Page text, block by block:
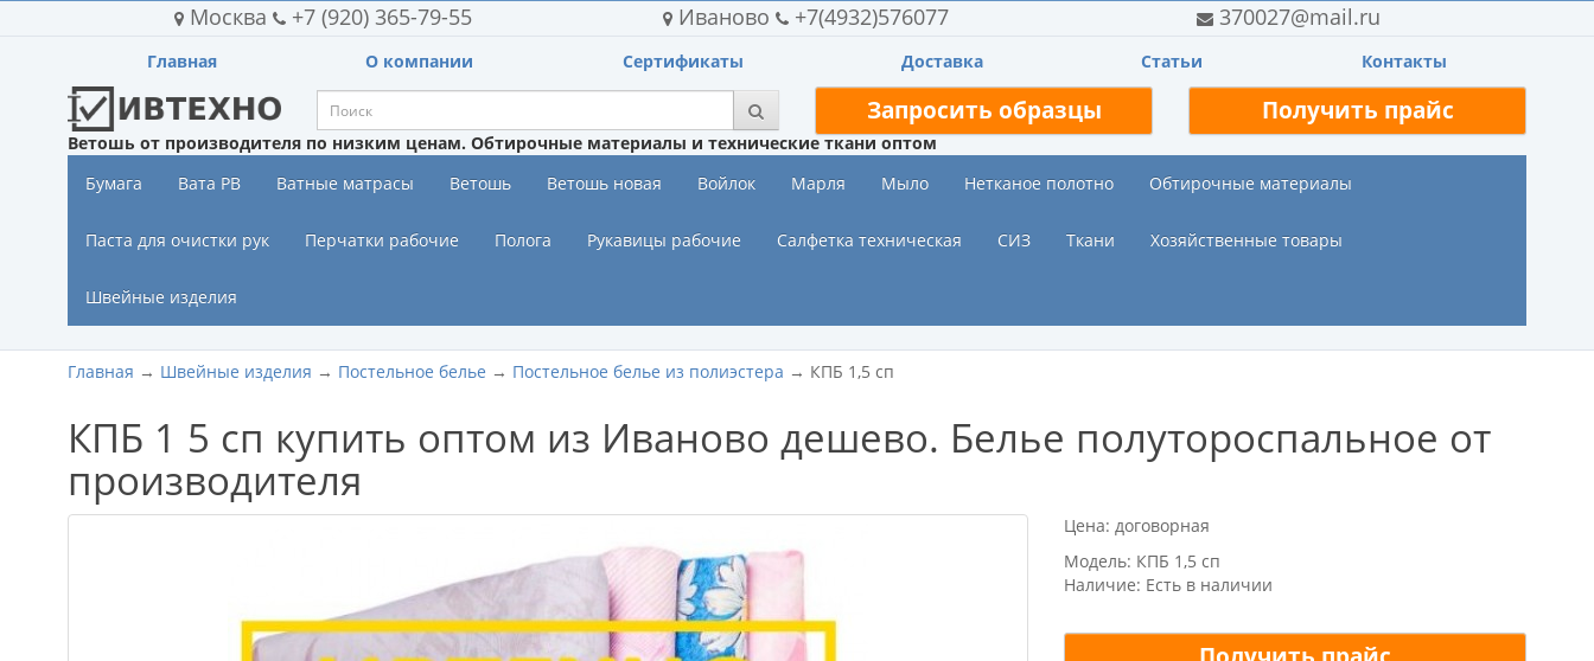
Москва +7 (920) 365-79-55 Иваново +7(4932)576077 370027@mail.ru
Главная О компании Сертификаты Доставка Статьи Контакты
Ветошь от производителя по низким ценам. Обтирочные материалы и технические ткани оптом
Запросить образцы Получить прайс
Бумага Вата РВ Ватные матрасы Ветошь Ветошь новая Войлок Марля Мыло Нетканое полотно Обтирочные материалы
Паста для очистки рук Перчатки рабочие Полога Рукавицы рабочие Салфетка техническая СИЗ Ткани Хозяйственные товары
Швейные изделия
Главная → Швейные изделия → Постельное белье → Постельное белье из полиэстера → КПБ 1,5 сп
КПБ 1 5 сп купить оптом из Иваново дешево. Белье полутороспальное от
производителя
Цена: договорная
Модель: КПБ 1,5 сп
Наличие: Есть в наличии